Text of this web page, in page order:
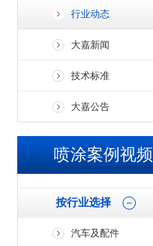
行业动态
大嘉新闻
技术标准
大嘉公告
喷涂案例视频
按行业选择
汽车及配件